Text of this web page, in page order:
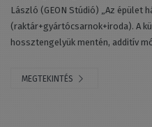
László (GEON Stúdió) „Az épület
(raktár+gyártócsarnok+iroda). A
hossztengelyük mentén, additív
MEGTEKINTÉS